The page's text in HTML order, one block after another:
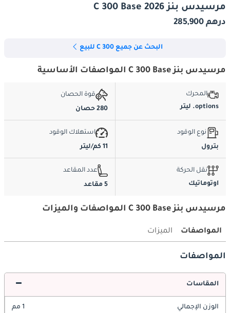
مرسيدس بنز C 300 Base 2026
درهم 285,900
البحث عن جميع C 300 للبيع
مرسيدس بنز C 300 Base المواصفات الأساسية
المحرك
options. ليتر
قوة الحصان
280 حصان
نوع الوقود
بترول
استهلاك الوقود
11 كم/ليتر
نقل الحركة
اوتوماتيك
عدد المقاعد
5 مقاعد
مرسيدس بنز C 300 Base المواصفات والميزات
المواصفات الميزات
المواصفات
المقاسات
الوزن الإجمالي 1 مم